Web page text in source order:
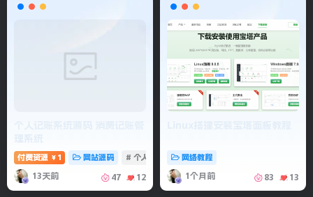
付费资源 ￥ 1 网站源码 # 个人记账 # 记账系统
13天前 47 12
网络教程
1个月前 83 13